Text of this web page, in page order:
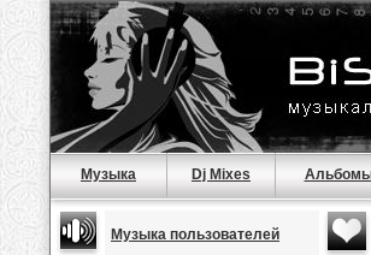
Музыка Dj Mixes
Музыка пользователей